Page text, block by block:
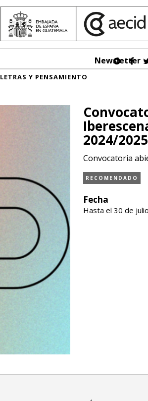
Newsletter
LETRAS Y PENSAMIENTO
2024/2025
Convocatoria
RECOMENDADO
Fecha
Hasta el 30 de